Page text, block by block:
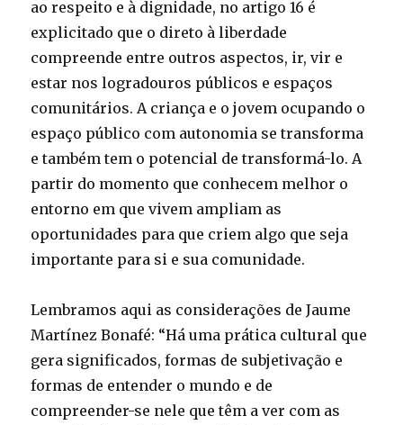
ao respeito e à dignidade, no artigo 16 é
explicitado que o direto à liberdade
compreende entre outros aspectos, ir, vir e
estar nos logradouros públicos e espaços
comunitários. A criança e o jovem ocupando o
espaço público com autonomia se transforma
e também tem o potencial de transformá-­lo. A
partir do momento que conhecem melhor o
entorno em que vivem ampliam as
oportunidades para que criem algo que seja
importante para si e sua comunidade.
Lembramos aqui as considerações de Jaume
Martínez Bonafé: “Há uma prática cultural que
gera significados, formas de subjetivação e
formas de entender o mundo e de
compreender-­se nele que têm a ver com as